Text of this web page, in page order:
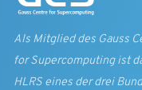
Als Mitglied des Gauss
for Supercomputing ist
HLRS eines der drei